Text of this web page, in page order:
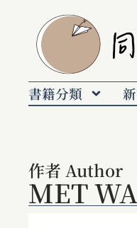
書籍分類
作者 Author
MET